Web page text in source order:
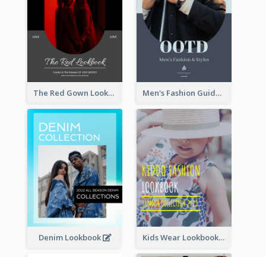
The Red Gown Lookbook Men's Fashion Guide Lookbook
Denim Lookbook Kids Wear Lookbook